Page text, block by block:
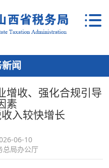
闻
增收、强化合规引导
素
入较快增长
06-10
总局办公厅